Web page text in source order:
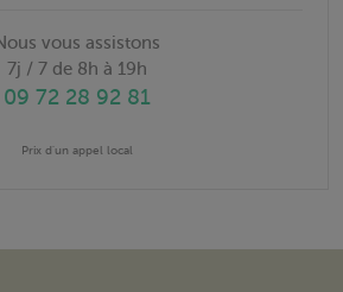
vous assistons
7j / 7 de 8h à 19h
09 72 28 92 81
Prix d'un appel local